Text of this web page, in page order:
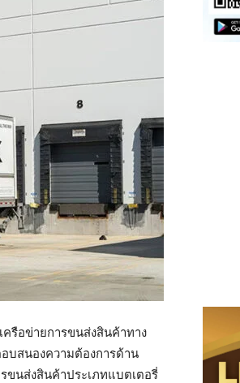
รือข่ายการขนส่งสินค้าทาง
บสนองความต้องการด้าน
นส่งสินค้าประเภทแบตเตอรี่